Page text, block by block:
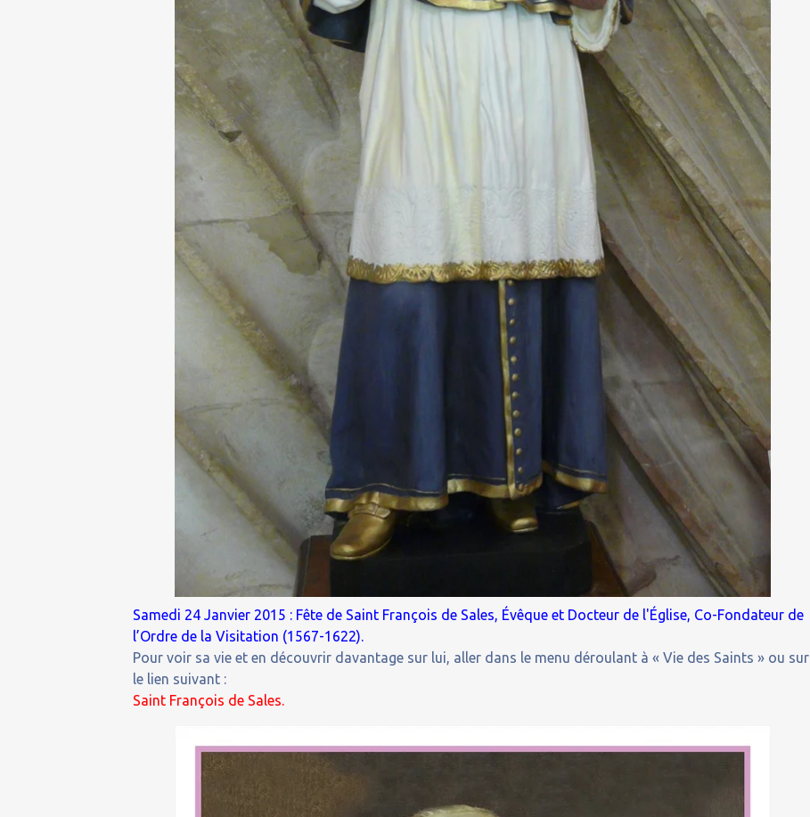
Samedi 24 Janvier 2015 : Fête de Saint François de Sales, Évêque et Docteur de l'Église, Co-Fondateur de
l’Ordre de la Visitation (1567-1622).
Pour voir sa vie et en découvrir davantage sur lui, aller dans le menu déroulant à « Vie des Saints » ou sur
le lien suivant :
Saint François de Sales.